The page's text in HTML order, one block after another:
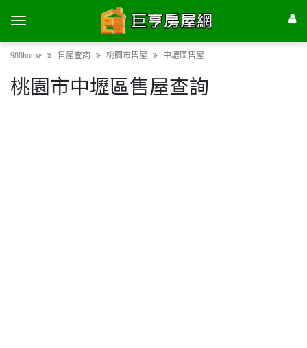
988house 售屋查詢 桃園市售屋 中壢區售屋
桃園市中壢區售屋查詢